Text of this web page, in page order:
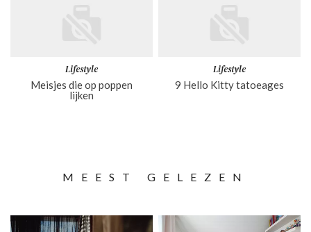
Lifestyle
Meisjes die op poppen
lijken
Lifestyle
9 Hello Kitty tatoeages
MEEST GELEZEN